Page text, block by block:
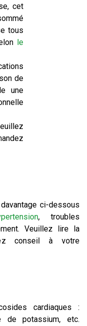
cet
tous
le
de
une
ci-dessous
, troubles
Veuillez lire la
conseil à votre
cardiaques :
de potassium, etc.